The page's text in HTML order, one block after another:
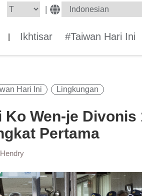
|
Ikhtisar #Taiwan Hari Ini
Hari Ini Lingkungan
Wen-je Divonis
Pertama